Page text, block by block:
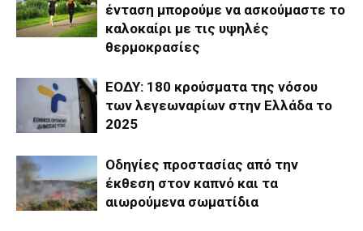
ένταση μπορούμε να ασκούμαστε το
καλοκαίρι με τις υψηλές
θερμοκρασίες
ΕΟΔΥ: 180 κρούσματα της νόσου
των λεγεωναρίων στην Ελλάδα το
2025
Οδηγίες προστασίας από την
έκθεση στον καπνό και τα
αιωρούμενα σωματίδια